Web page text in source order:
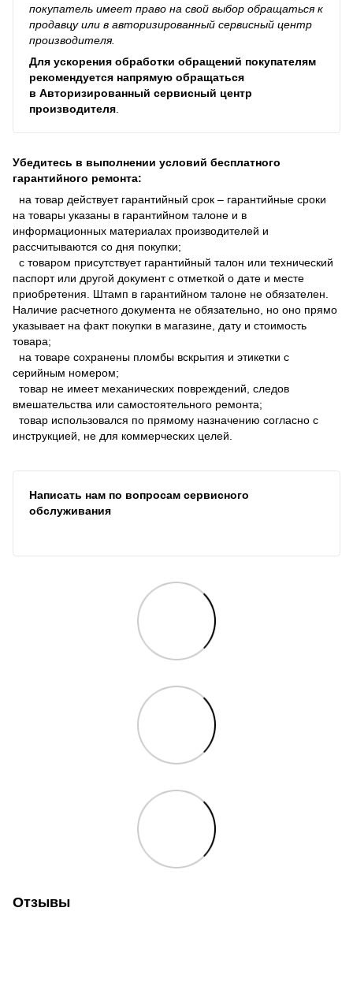
покупатель имеет право на свой выбор обращаться к
продавцу или в авторизированный сервисный центр
производителя.
Для ускорения обработки обращений покупателям
рекомендуется напрямую обращаться
в Авторизированный сервисный центр
производителя
Убедитесь в выполнении условий бесплатного
гарантийного ремонта:
на товар действует гарантийный срок – гарантийные сроки
на товары указаны в гарантийном талоне и в
информационных материалах производителей и
рассчитываются со дня покупки;
с товаром присутствует гарантийный талон или технический
паспорт или другой документ с отметкой о дате и месте
приобретения. Штамп в гарантийном талоне не обязателен.
Наличие расчетного документа не обязательно, но оно прямо
указывает на факт покупки в магазине, дату и стоимость
товара;
на товаре сохранены пломбы вскрытия и этикетки с
серийным номером;
товар не имеет механических повреждений, следов
вмешательства или самостоятельного ремонта;
товар использовался по прямому назначению согласно с
инструкцией, не для коммерческих целей.
Написать нам по вопросам сервисного
обслуживания
Отзывы